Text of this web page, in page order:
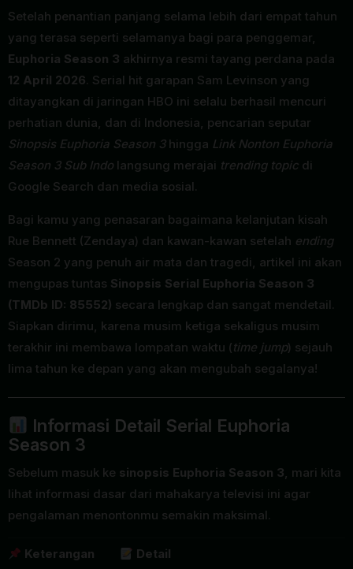
Setelah penantian panjang selama lebih dari empat tahun
yang terasa seperti selamanya bagi para penggemar,
Euphoria Season 3 akhirnya resmi tayang perdana pada
12 April 2026. Serial hit garapan Sam Levinson yang
ditayangkan di jaringan HBO ini selalu berhasil mencuri
perhatian dunia, dan di Indonesia, pencarian seputar
Sinopsis Euphoria Season 3hingga Link Nonton Euphoria
Season 3 Sub Indo langsung merajai trending topic di
Google Search dan media sosial.
Bagi kamu yang penasaran bagaimana kelanjutan kisah
Rue Bennett (Zendaya) dan kawan-kawan setelah ending
Season 2 yang penuh air mata dan tragedi, artikel ini akan
mengupas tuntas Sinopsis Serial Euphoria Season 3
(TMDb ID: 85552) secara lengkap dan sangat mendetail.
Siapkan dirimu, karena musim ketiga sekaligus musim
terakhir ini membawa lompatan waktu (time jump) sejauh
lima tahun ke depan yang akan mengubah segalanya!
Informasi Detail Serial Euphoria
Season 3
Sebelum masuk ke sinopsis Euphoria Season 3, mari kita
lihat informasi dasar dari mahakarya televisi ini agar
pengalaman menontonmu semakin maksimal.
Keterangan Detail